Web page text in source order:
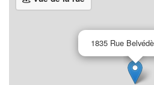
1835 Rue